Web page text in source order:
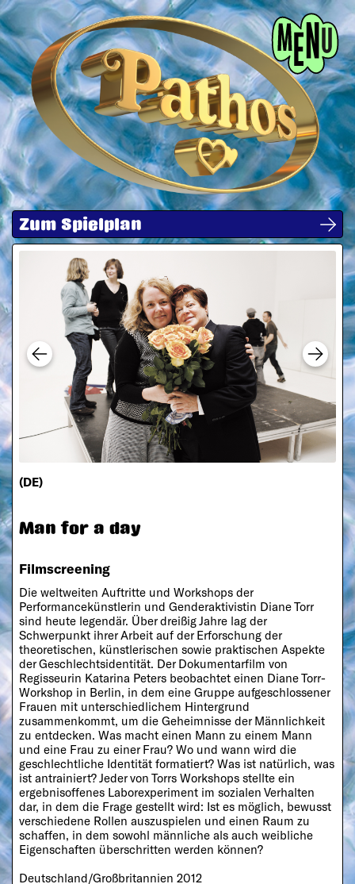
Menü
Zum Spielplan
Next
(DE)
Man for a day
Filmscreening
Die weltweiten Auftritte und Workshops der
Performancekünstlerin und Genderaktivistin Diane Torr
sind heute legendär. Über dreißig Jahre lag der
Schwerpunkt ihrer Arbeit auf der Erforschung der
theoretischen, künstlerischen sowie praktischen Aspekte
der Geschlechtsidentität. Der Dokumentarfilm von
Regisseurin Katarina Peters beobachtet einen Diane Torr-
Workshop in Berlin, in dem eine Gruppe aufgeschlossener
Frauen mit unterschiedlichem Hintergrund
zusammenkommt, um die Geheimnisse der Männlichkeit
zu entdecken. Was macht einen Mann zu einem Mann
und eine Frau zu einer Frau? Wo und wann wird die
geschlechtliche Identität formatiert? Was ist natürlich, was
ist antrainiert? Jeder von Torrs Workshops stellte ein
ergebnisoffenes Laborexperiment im sozialen Verhalten
dar, in dem die Frage gestellt wird: Ist es möglich, bewusst
verschiedene Rollen auszuspielen und einen Raum zu
schaffen, in dem sowohl männliche als auch weibliche
Eigenschaften überschritten werden können?
Deutschland/Großbritannien 2012